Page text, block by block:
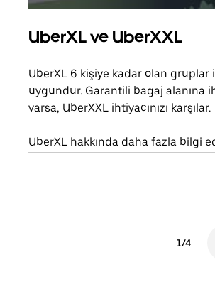
UberXL ve UberXXL
UberXL 6 kişiye kadar olan gruplar
uygundur. Garantili bagaj alanına
varsa, UberXXL ihtiyacınızı karşılar.
UberXL hakkında daha fazla bilgi
1/4